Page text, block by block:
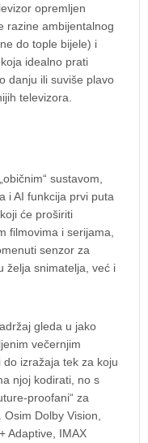
opremljen
razine ambijentalnog
do tople bijele) i
idealno prati
danju ili suviše plavo
televizora.
sustavom,
i AI funkcija prvi puta
će proširiti
filmovima i serijama,
senzor za
želja snimatelja, već i
gleda u jako
večernjim
izražaja tek za koju
njoj kodirati, no s
proofani“ za
Dolby Vision,
Adaptive, IMAX